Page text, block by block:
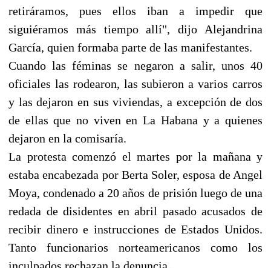
retiráramos, pues ellos iban a impedir que
siguiéramos más tiempo allí", dijo Alejandrina
García, quien formaba parte de las manifestantes.
Cuando las féminas se negaron a salir, unos 40
oficiales las rodearon, las subieron a varios carros
y las dejaron en sus viviendas, a excepción de dos
de ellas que no viven en La Habana y a quienes
dejaron en la comisaría.
La protesta comenzó el martes por la mañana y
estaba encabezada por Berta Soler, esposa de Angel
Moya, condenado a 20 años de prisión luego de una
redada de disidentes en abril pasado acusados de
recibir dinero e instrucciones de Estados Unidos.
Tanto funcionarios norteamericanos como los